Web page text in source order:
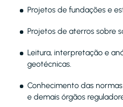
Projetos de fundações e
Projetos de aterros sobre
Leitura, interpretação e
geotécnicas.
Conhecimento das
e demais órgãos